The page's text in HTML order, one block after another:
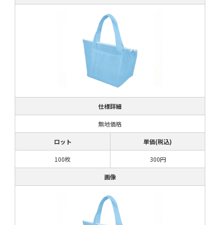
仕様詳細
無地価格
ロット 単価(税込)
100枚 300円
画像